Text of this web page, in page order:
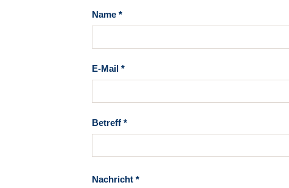
Name *
E-Mail *
Betreff *
Nachricht *